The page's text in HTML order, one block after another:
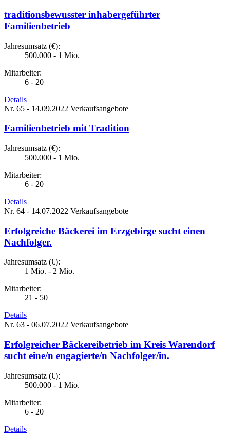
traditionsbewusster inhabergeführter
Familienbetrieb
Jahresumsatz (€):
500.000 - 1 Mio.
Mitarbeiter:
6 - 20
Details
Nr. 65 - 14.09.2022 Verkaufsangebote
Familienbetrieb mit Tradition
Jahresumsatz (€):
500.000 - 1 Mio.
Mitarbeiter:
6 - 20
Details
Nr. 64 - 14.07.2022 Verkaufsangebote
Erfolgreiche Bäckerei im Erzgebirge sucht einen
Nachfolger.
Jahresumsatz (€):
1 Mio. - 2 Mio.
Mitarbeiter:
21 - 50
Details
Nr. 63 - 06.07.2022 Verkaufsangebote
Erfolgreicher Bäckereibetrieb im Kreis Warendorf
sucht eine/n engagierte/n Nachfolger/in.
Jahresumsatz (€):
500.000 - 1 Mio.
Mitarbeiter:
6 - 20
Details